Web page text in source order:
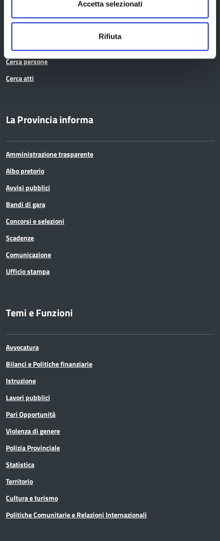
Accetta selezionati
Rifiuta
Ufficio Associato del Contenzioso tributario e della consulenza fiscale
Cerca persone
Cerca atti
La Provincia informa
Amministrazione trasparente
Albo pretorio
Avvisi pubblici
Bandi di gara
Concorsi e selezioni
Scadenze
Comunicazione
Ufficio stampa
Temi e Funzioni
Avvocatura
Bilanci e Politiche finanziarie
Istruzione
Lavori pubblici
Pari Opportunità
Violenza di genere
Polizia Provinciale
Statistica
Territorio
Cultura e turismo
Politiche Comunitarie e Relazioni Internazionali